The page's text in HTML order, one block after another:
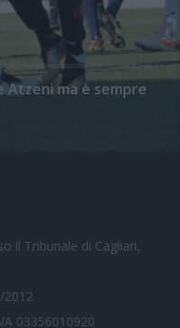
Atzeni ma è sempre
il Tribunale di Cagliari,
2012
03356010920